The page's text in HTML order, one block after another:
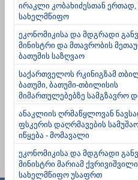
ირაკლი კობახიძესთან ერთად,
სახელმწიფო
ეკონომიკისა და მდგრადი
მინისტრი და მთავრობის
ბათუმის საზღვაო
საქართველოს რკინიგზამ
ბათუმი, ბათუმი-თბილისის
მიმართულებებზე სამგზავრო
ანაკლიის ღრმაწყლოვან
ფსკერის დაღრმავების
იწყება - მომავალი
ეკონომიკისა და მდგრადი
მინისტრი მარიამ ქვრივიშვილი
სახელმწიფო უსაფრთ